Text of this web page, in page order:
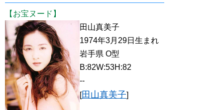
【お宝ヌード】
田山真美子
1974年3月29日生まれ
岩手県 O型
B:82W:53H:82
--
[田山真美子]